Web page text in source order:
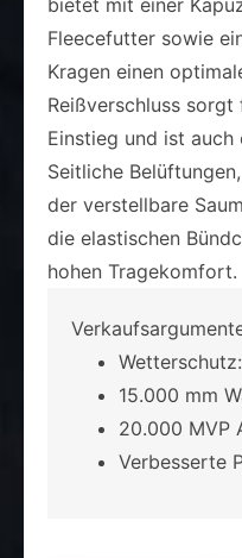
Fleecefutter sowie
Kragen einen
Reißverschluss sorgt
Einstieg und ist
Seitliche
der verstellbare
die elastischen
hohen Tragekomfort.
Wetterschutz:
15.000 mm
20.000 MVP
Verbesserte